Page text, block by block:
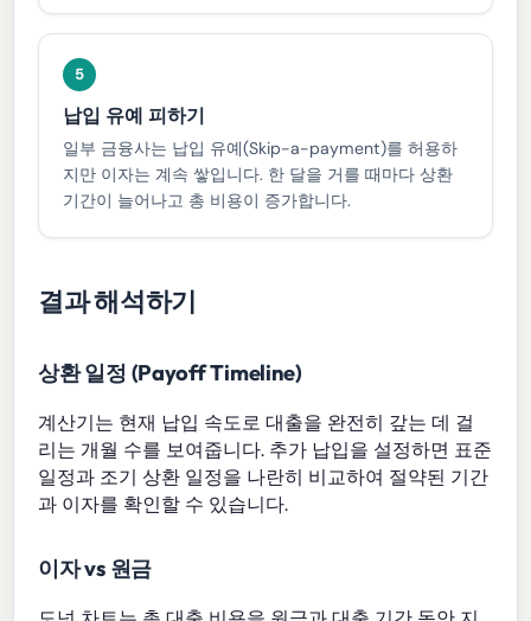
5
납입 유예 피하기
일부 금융사는 납입 유예(Skip-a-payment)를 허용하
지만 이자는 계속 쌓입니다. 한 달을 거를 때마다 상환
기간이 늘어나고 총 비용이 증가합니다.
결과 해석하기
상환 일정 (Payoff Timeline)
계산기는 현재 납입 속도로 대출을 완전히 갚는 데 걸
리는 개월 수를 보여줍니다. 추가 납입을 설정하면 표준
일정과 조기 상환 일정을 나란히 비교하여 절약된 기간
과 이자를 확인할 수 있습니다.
이자 vs 원금